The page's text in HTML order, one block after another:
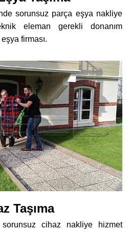
sorunsuz parça eşya nakliye
eleman gerekli donanım
firması.
Taşıma
cihaz nakliye hizmet